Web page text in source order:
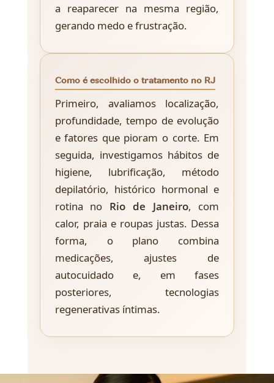
a reaparecer na mesma região,
gerando medo e frustração.
Como é escolhido o tratamento no RJ
Primeiro, avaliamos localização,
profundidade, tempo de evolução
e fatores que pioram o corte. Em
seguida, investigamos hábitos de
higiene, lubrificação, método
depilatório, histórico hormonal e
rotina no Rio de Janeiro, com
calor, praia e roupas justas. Dessa
forma, o plano combina
medicações, ajustes de
autocuidado e, em fases
posteriores, tecnologias
regenerativas íntimas.